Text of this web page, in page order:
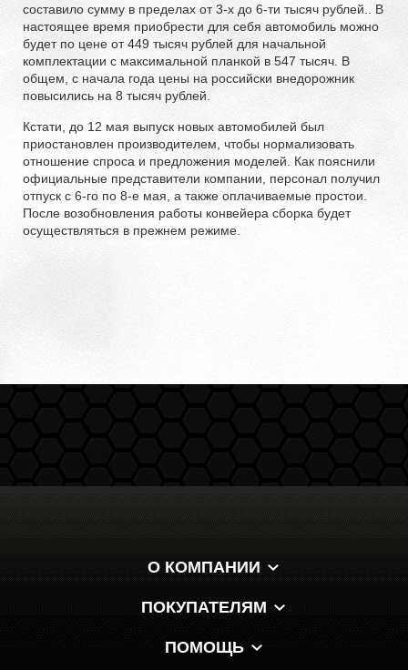
составило сумму в пределах от 3-х до 6-ти тысяч рублей.. В
настоящее время приобрести для себя автомобиль можно
будет по цене от 449 тысяч рублей для начальной
комплектации с максимальной планкой в 547 тысяч. В
общем, с начала года цены на российски внедорожник
повысились на 8 тысяч рублей.
Кстати, до 12 мая выпуск новых автомобилей был
приостановлен производителем, чтобы нормализовать
отношение спроса и предложения моделей. Как пояснили
официальные представители компании, персонал получил
отпуск с 6-го по 8-е мая, а также оплачиваемые простои.
После возобновления работы конвейера сборка будет
осуществляться в прежнем режиме.
О КОМПАНИИ
ПОКУПАТЕЛЯМ
ПОМОЩЬ